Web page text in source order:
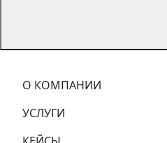
О КОМПАНИИ
УСЛУГИ